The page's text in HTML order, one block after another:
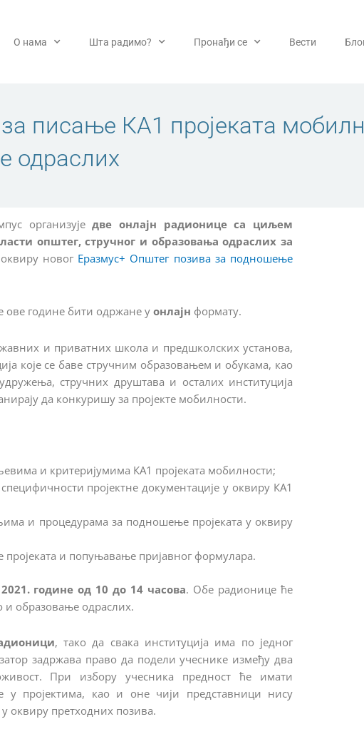
О нама Шта радимо? Пронађи се Вести
писање КА1 пројеката
одраслих
организуједве онлајн радионице са циљем
општег, стручног и образовања одраслих за
новог Еразмус+ Општег позива за подношење
ове године бити одржане у онлајн формату.
и приватних школа и предшколских установа,
које се баве стручним образовањем и обукама, као
стручних друштава и осталих институција
да конкуришу за пројекте мобилности.
и критеријумима КА1 пројеката мобилности;
пројектне документације у оквиру КА1
и процедурама за подношење пројеката у оквиру
и попуњавање пријавног формулара.
године од 10 до 14 часова. Обе радионице ће
и образовање одраслих.
, тако да свака институција има по једног
задржава право да подели учеснике између два
При избору учесника предност ће имати
у пројектима, као и оне чији представници нису
оквиру претходних позива.